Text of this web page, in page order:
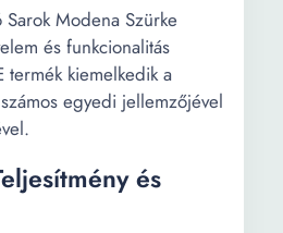
Modena Szürke
és funkcionalitás
termék kiemelkedik a
egyedi jellemzőjével
és